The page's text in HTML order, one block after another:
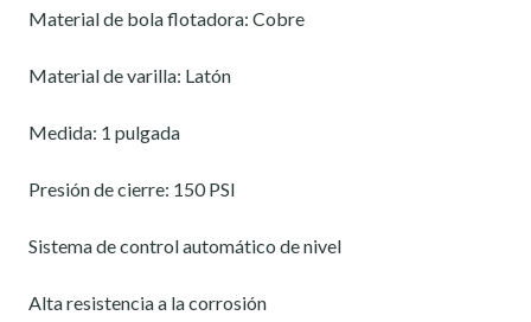
Material de bola flotadora: Cobre
Material de varilla: Latón
Medida: 1 pulgada
Presión de cierre: 150 PSI
Sistema de control automático de nivel
Alta resistencia a la corrosión